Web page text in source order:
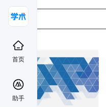
首页
助手